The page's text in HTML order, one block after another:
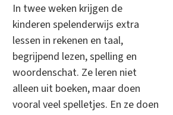
In twee weken krijgen de
kinderen spelenderwijs extra
lessen in rekenen en taal,
begrijpend lezen, spelling en
woordenschat. Ze leren niet
alleen uit boeken, maar doen
vooral veel spelletjes. En ze doen